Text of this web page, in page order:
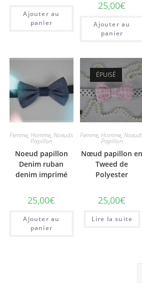
Ajouter au
panier
25,00€
Ajouter au
panier
Femme,Homme,Noeuds
Papillon
Noeud papillon
Denim ruban
denim imprimé
25,00€
Ajouter au
panier
ÉPUISÉ
Femme,Homme,
Papillon
Nœud papillon en
Tweed de
Polyester
25,00€
Lire la suite